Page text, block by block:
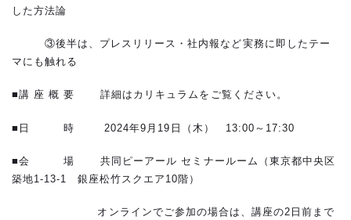
した方法論
③後半は、プレスリリース・社内報など実務に即したテー
マにも触れる
■講 座 概 要 詳細はカリキュラムをご覧ください。
■日 時 2024年9月19日（木） 13:00～17:30
■会 場 共同ピーアール セミナールーム（東京都中央区
築地1-13-1 銀座松竹スクエア10階）
オンラインでご参加の場合は、講座の2日前まで